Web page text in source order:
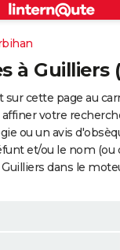
à Guilliers
cette page au
votre
ou un avis
et/ou le nom (ou
dans le